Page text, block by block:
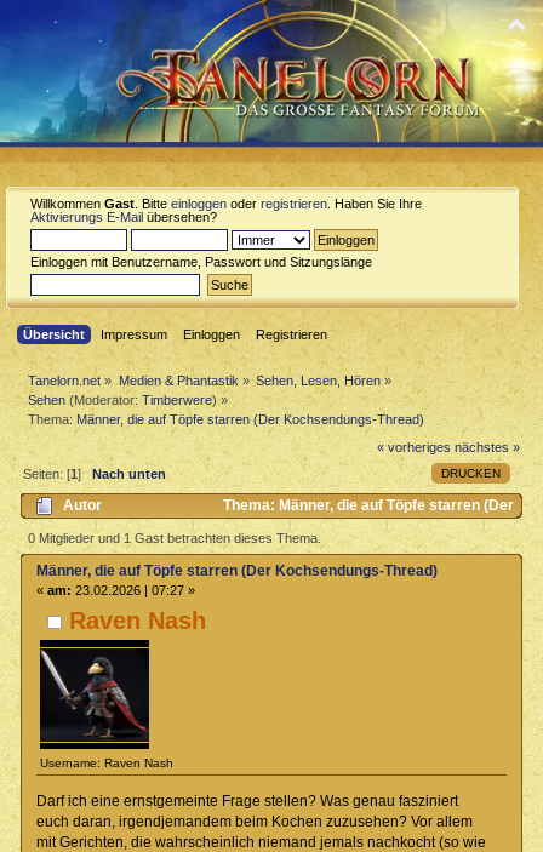
Willkommen Gast . Bitte einloggen oder registrieren . Haben Sie Ihre
Aktivierungs E-Mail übersehen?
Einloggen mit Benutzername, Passwort und Sitzungslänge
Übersicht Impressum Einloggen Registrieren
Tanelorn.net » Medien & Phantastik » Sehen, Lesen, Hören »
Sehen (Moderator:Timberwere) »
Thema:Männer, die auf Töpfe starren (Der Kochsendungs-Thread)
« vorheriges nächstes »
DRUCKEN
Seiten: [1] Nach unten
Autor
Thema: Männer, die auf Töpfe starren (Der
Kochsendungs-Thread) (Gelesen 964 mal)
0 Mitglieder und 1 Gast betrachten dieses Thema.
Raven Nash
Username: Raven Nash
Männer, die auf Töpfe starren (Der Kochsendungs-Thread)
« am: 23.02.2026 | 07:27 »
Darf ich eine ernstgemeinte Frage stellen? Was genau fasziniert
euch daran, irgendjemandem beim Kochen zuzusehen? Vor allem
mit Gerichten, die wahrscheinlich niemand jemals nachkocht (so wie